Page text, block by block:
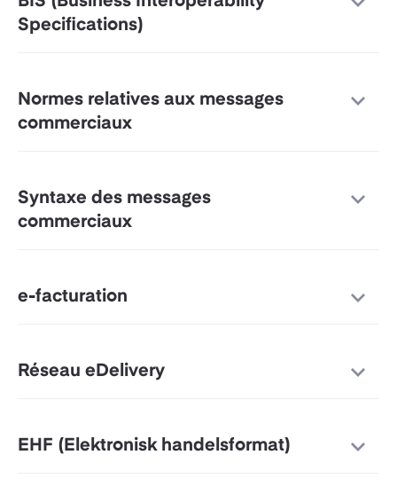
Specifications)
Normes relatives aux messages
commerciaux
Syntaxe des messages
commerciaux
e-facturation
Réseau eDelivery
EHF (Elektronisk handelsformat)